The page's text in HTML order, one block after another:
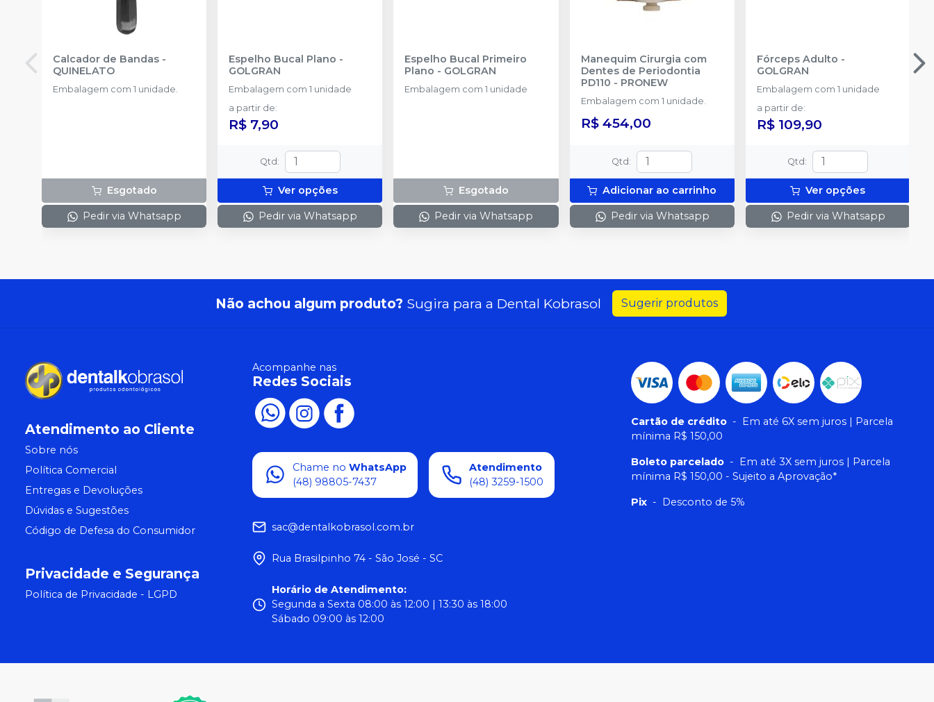
Calcador de Bandas -
QUINELATO
Embalagem com 1 unidade.
Esgotado
Pedir via Whatsapp
Espelho Bucal Plano -
GOLGRAN
Embalagem com 1 unidade
a partir de:
R$ 7,90
Qtd :
Ver opções
Pedir via Whatsapp
Espelho Bucal Primeiro
Plano - GOLGRAN
Embalagem com 1 unidade
Esgotado
Pedir via Whatsapp
Manequim Cirurgia com
Dentes de Periodontia
PD110 - PRONEW
Embalagem com 1 unidade.
R$ 454,00
Qtd :
Adicionar ao carrinho
Pedir via Whatsapp
Fórceps Adulto -
GOLGRAN
Embalagem com 1 unidade
a partir de:
R$ 109,90
Qtd :
Ver opções
Pedir via Whatsapp
Não achou algum produto? Sugira para a Dental Kobrasol Sugerir produtos
Atendimento ao Cliente
Sobre nós
Política Comercial
Entregas e Devoluções
Dúvidas e Sugestões
Código de Defesa do Consumidor
Privacidade e Segurança
Política de Privacidade - LGPD
Acompanhe nas
Redes Sociais
Chame no WhatsApp
(48) 98805-7437
Atendimento
(48) 3259-1500
sac@dentalkobrasol.com.br
Rua Brasilpinho 74 - São José - SC
Horário de Atendimento:
Segunda a Sexta 08:00 às 12:00 | 13:30 às 18:00
Sábado 09:00 às 12:00
Cartão de crédito - Em até 6X sem juros | Parcela
mínima R$ 150,00
Boleto parcelado - Em até 3X sem juros | Parcela
mínima R$ 150,00 - Sujeito a Aprovação*
Pix - Desconto de 5%